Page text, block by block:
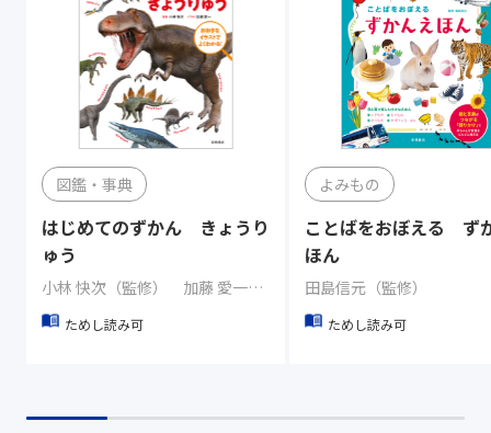
図鑑・事典
はじめてのずかん きょうり
ゅう
小林 快次（監修） 加藤 愛一（イラスト）
ためし読み可
よみもの
ことばをおぼえる ず
ほん
田島信元（監修）
ためし読み可